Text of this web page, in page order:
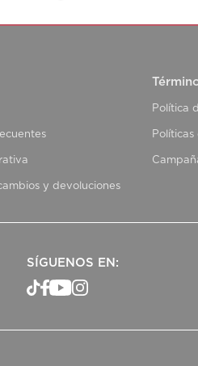
y devoluciones
Política
SÍGUENOS EN: